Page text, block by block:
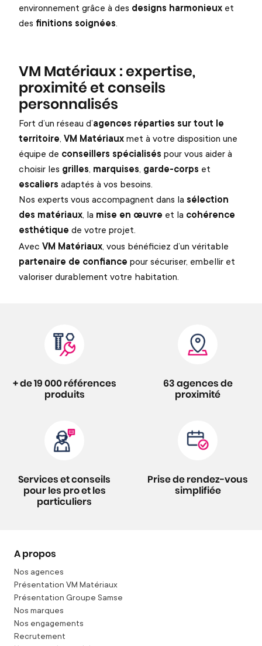
environnement grâce à des designs harmonieux et
des finitions soignées.
VM Matériaux : expertise,
proximité et conseils
personnalisés
Fort d’un réseau d’agences réparties sur tout le
territoire, VM Matériauxmet à votre disposition une
équipe de conseillers spécialisés pour vous aider à
choisir les grilles, marquises, garde-corps et
escaliers adaptés à vos besoins.
Nos experts vous accompagnent dans la sélection
des matériaux, la mise en œuvre et la cohérence
esthétique de votre projet.
Avec VM Matériaux, vous bénéficiez d’un véritable
partenaire de confiance pour sécuriser, embellir et
valoriser durablement votre habitation.
+ de 19 000 références
produits
63 agences de
proximité
Services et conseils
pour les pro et les
particuliers
Prise de rendez-vous
simplifiée
A propos
Nos agences
Présentation VM Matériaux
Présentation Groupe Samse
Nos marques
Nos engagements
Recrutement